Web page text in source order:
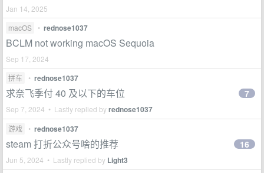
Jan 14, 2025
macOS
• rednose1037
BCLM not working macOS Sequoia
Sep 17, 2024
拼车
• rednose1037
求奈飞季付 40 及以下的车位
Sep 7, 2024 • Lastly replied byrednose1037
7
游戏 • rednose1037
steam 打折公众号啥的推荐
Jun 5, 2024 • Lastly replied by Light3
16